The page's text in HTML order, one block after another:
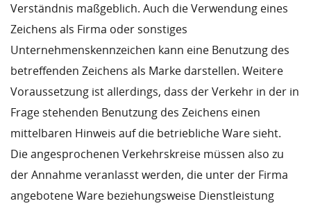
Verständnis maßgeblich. Auch die Verwendung eines
Zeichens als Firma oder sonstiges
Unternehmenskennzeichen kann eine Benutzung des
betreffenden Zeichens als Marke darstellen. Weitere
Voraussetzung ist allerdings, dass der Verkehr in der in
Frage stehenden Benutzung des Zeichens einen
mittelbaren Hinweis auf die betriebliche Ware sieht.
Die angesprochenen Verkehrskreise müssen also zu
der Annahme veranlasst werden, die unter der Firma
angebotene Ware beziehungsweise Dienstleistung